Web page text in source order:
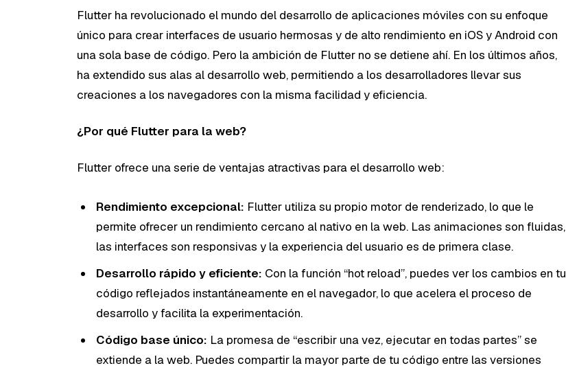
Flutter ha revolucionado el mundo del desarrollo de aplicaciones móviles con su enfoque
único para crear interfaces de usuario hermosas y de alto rendimiento en iOS y Android con
una sola base de código. Pero la ambición de Flutter no se detiene ahí. En los últimos años,
ha extendido sus alas al desarrollo web, permitiendo a los desarrolladores llevar sus
creaciones a los navegadores con la misma facilidad y eficiencia.
¿Por qué Flutter para la web?
Flutter ofrece una serie de ventajas atractivas para el desarrollo web:
Rendimiento excepcional: Flutter utiliza su propio motor de renderizado, lo que le
permite ofrecer un rendimiento cercano al nativo en la web. Las animaciones son fluidas,
las interfaces son responsivas y la experiencia del usuario es de primera clase.
Desarrollo rápido y eficiente: Con la función “hot reload”, puedes ver los cambios en tu
código reflejados instantáneamente en el navegador, lo que acelera el proceso de
desarrollo y facilita la experimentación.
Código base único: La promesa de “escribir una vez, ejecutar en todas partes” se
extiende a la web. Puedes compartir la mayor parte de tu código entre las versiones